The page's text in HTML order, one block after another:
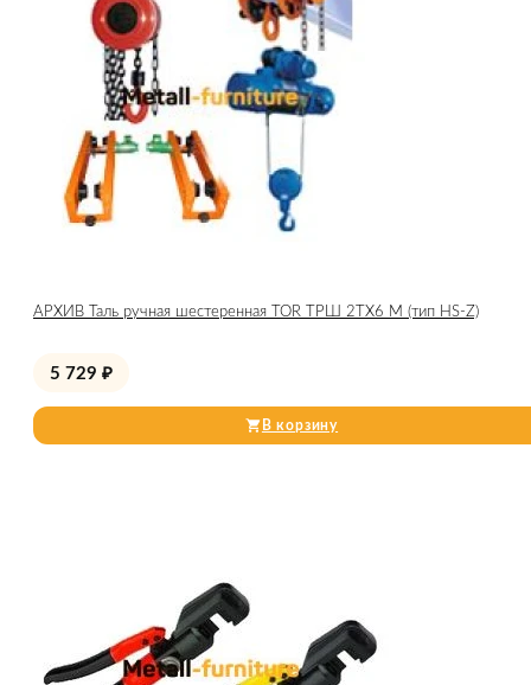
АРХИВ Таль ручная шестеренная TOR ТРШ 2ТХ6 М (тип HS-Z)
5 729 ₽
В корзину